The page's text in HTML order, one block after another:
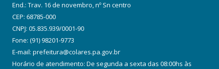
End.: Trav. 16 de novembro, nº Sn centro
CEP: 68785-000
CNPJ: 05.835.939/0001-90
Fone: (91) 98201-9773
E-mail: prefeitura@colares.pa.gov.br
Horário de atendimento: De segunda a sexta das 08:00hs às